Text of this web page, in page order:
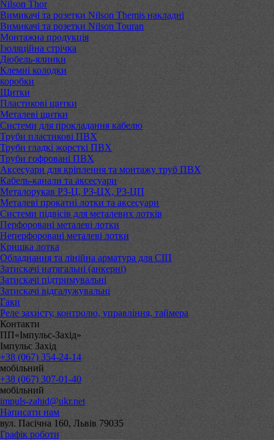
Nilson Thor
Вимикачі та розетки Nilson Themis накладні
Вимикачі та розетки Nilson Touran
Монтажна продукція
Ізоляційна стрічка
Дюбель-ялинки
Клемні колодки
коробки
Щитки
Пластикові щитки
Металеві щитки
Системи для прокладання кабелю
Труби пластикові ПВХ
Труби гладкі жорсткі ПВХ
Труби гофровані ПВХ
Аксесуари для кріплення та монтажу труб ПВХ
Кабель-канали та аксесуари
Металорукав РЗ-Ц, РЗ-ЦХ, РЗ-ЦП
Металеві прокатні лотки та аксесуари
Системи підвісів для металевих лотків
Перфоровані металеві лотки
Неперфоровані металеві лотки
Кришка лотка
Обладнання та лінійна арматура для СІП
Затискачі натягальні (анкерні)
Затискачі підтримувальні
Затискачі відгалужувальні
Гаки
Реле захисту, контролю, управління, таймера
Контакти
ПП«Імпульс-Захід»
Імпульс Захід
+38 (067) 354-24-14
мобільний
+38 (067) 307-01-40
мобільний
impuls-zahid@ukr.net
Написати нам
вул. Пасічна 160, Львів 79035
Графік роботи